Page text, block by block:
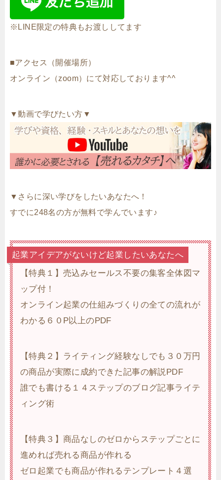
※LINE限定の特典もお渡ししてます
■アクセス（開催場所）
オンライン（zoom）にて対応しております^^
▼動画で学びたい方▼
▼さらに深い学びをしたいあなたへ！
すでに248名の方が無料で学んでいます♪
起業アイデアがないけど起業したいあなたへ
【特典１】売込みセールス不要の集客全体図マ
ップ付！
オンライン起業の仕組みづくりの全ての流れが
わかる６０P以上のPDF
【特典２】ライティング経験なしでも３０万円
の商品が実際に成約できた記事の解説PDF
誰でも書ける１４ステップのブログ記事ライテ
ィング術
【特典３】商品なしのゼロからステップごとに
進めれば売れる商品が作れる
ゼロ起業でも商品が作れるテンプレート４選